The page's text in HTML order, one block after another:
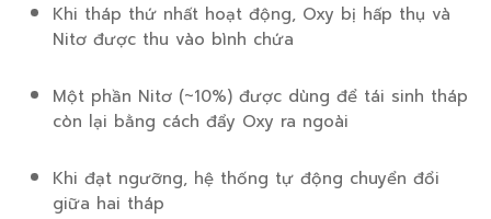
Khi tháp thứ nhất hoạt động, Oxy bị hấp thụ và
Nitơ được thu vào bình chứa
Một phần Nitơ (~10%) được dùng để tái sinh tháp
còn lại bằng cách đẩy Oxy ra ngoài
Khi đạt ngưỡng, hệ thống tự động chuyển đổi
giữa hai tháp